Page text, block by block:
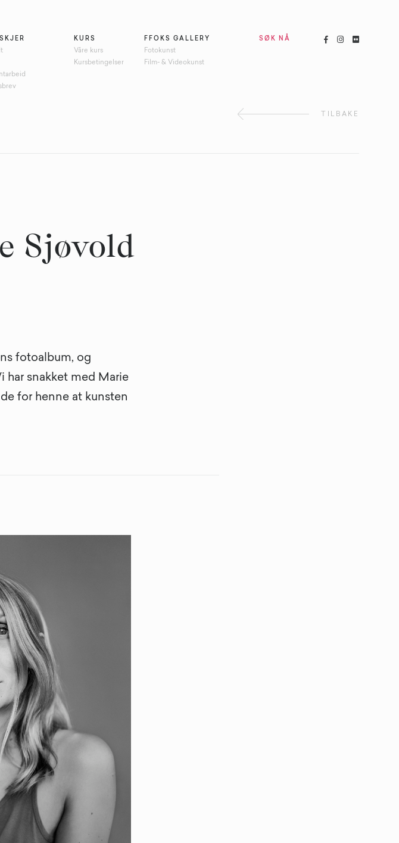
KURS
Våre kurs
Kursbetingelser
FFOKS GALLERY
Fotokunst
Film- & Videokunst
SØK NÅ   
TILBAKE
Sjøvold
fotoalbum, og
har snakket med Marie
for henne at kunsten